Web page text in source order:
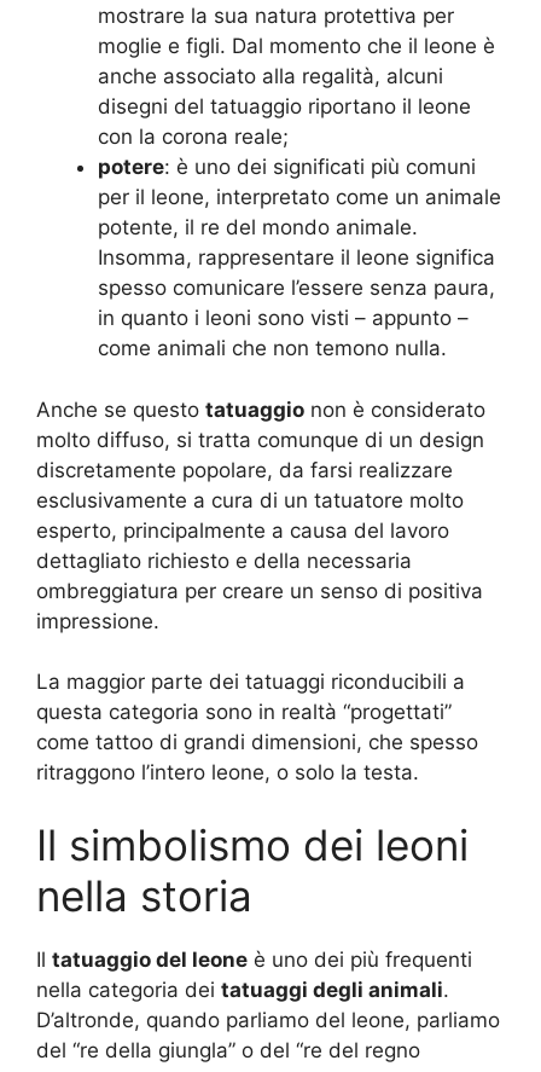
mostrare la sua natura protettiva per
moglie e figli. Dal momento che il leone è
anche associato alla regalità, alcuni
disegni del tatuaggio riportano il leone
con la corona reale;
potere: è uno dei significati più comuni
per il leone, interpretato come un animale
potente, il re del mondo animale.
Insomma, rappresentare il leone significa
spesso comunicare l’essere senza paura,
in quanto i leoni sono visti – appunto –
come animali che non temono nulla.
Anche se questo tatuaggio non è considerato
molto diffuso, si tratta comunque di un design
discretamente popolare, da farsi realizzare
esclusivamente a cura di un tatuatore molto
esperto, principalmente a causa del lavoro
dettagliato richiesto e della necessaria
ombreggiatura per creare un senso di positiva
impressione.
La maggior parte dei tatuaggi riconducibili a
questa categoria sono in realtà “progettati”
come tattoo di grandi dimensioni, che spesso
ritraggono l’intero leone, o solo la testa.
Il simbolismo dei leoni
nella storia
Il tatuaggio del leone è uno dei più frequenti
nella categoria dei tatuaggi degli animali.
D’altronde, quando parliamo del leone, parliamo
del “re della giungla” o del “re del regno